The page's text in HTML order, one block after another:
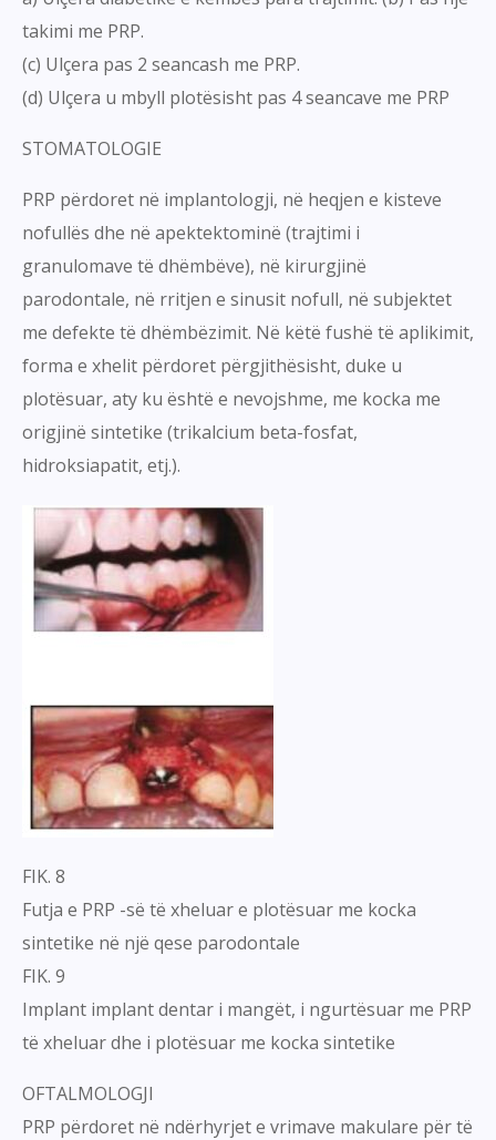
takimi me PRP.
(c) Ulçera pas 2 seancash me PRP.
(d) Ulçera u mbyll plotësisht pas 4 seancave me PRP
STOMATOLOGIE
PRP përdoret në implantologji, në heqjen e kisteve
nofullës dhe në apektektominë (trajtimi i
granulomave të dhëmbëve), në kirurgjinë
parodontale, në rritjen e sinusit nofull, në subjektet
me defekte të dhëmbëzimit. Në këtë fushë të aplikimit,
forma e xhelit përdoret përgjithësisht, duke u
plotësuar, aty ku është e nevojshme, me kocka me
origjinë sintetike (trikalcium beta-fosfat,
hidroksiapatit, etj.).
FIK. 8
Futja e PRP -së të xheluar e plotësuar me kocka
sintetike në një qese parodontale
FIK. 9
Implant implant dentar i mangët, i ngurtësuar me PRP
të xheluar dhe i plotësuar me kocka sintetike
OFTALMOLOGJI
PRP përdoret në ndërhyrjet e vrimave makulare për të